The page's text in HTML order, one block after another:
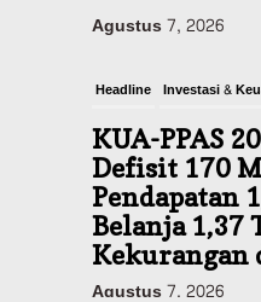
Agustus 7, 2026
Headline Investasi &
KUA-PPAS
Defisit 170
Pendapatan
Belanja
Kekurangan
Agustus 7, 2026